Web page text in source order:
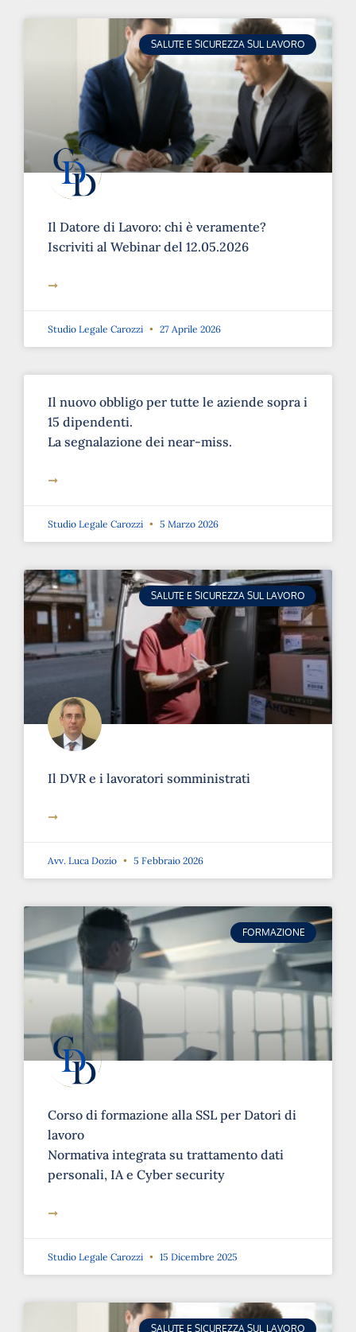
SALUTE E SICUREZZA SUL LAVORO
Il Datore di Lavoro: chi è veramente?
Iscriviti al Webinar del 12.05.2026
➞
Studio Legale Carozzi 27 Aprile 2026
Il nuovo obbligo per tutte le aziende sopra i
15 dipendenti.
La segnalazione dei near-miss.
➞
Studio Legale Carozzi 5 Marzo 2026
SALUTE E SICUREZZA SUL LAVORO
Il DVR e i lavoratori somministrati
➞
Avv. Luca Dozio 5 Febbraio 2026
FORMAZIONE
Corso di formazione alla SSL per Datori di
lavoro
Normativa integrata su trattamento dati
personali, IA e Cyber security
➞
Studio Legale Carozzi 15 Dicembre 2025
SALUTE E SICUREZZA SUL LAVORO